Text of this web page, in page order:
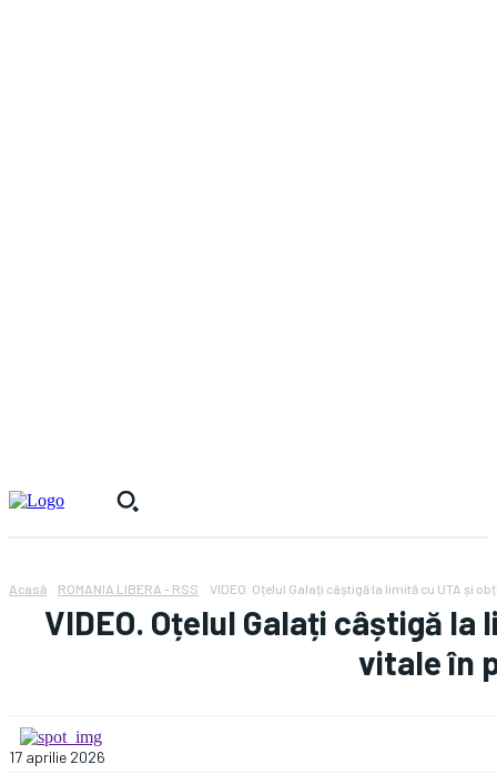
Acasă ROMANIA LIBERA - RSS VIDEO. Oțelul Galați câștigă la limită cu UTA și
VIDEO. Oțelul Galați câștigă
vitale în
17 aprilie 2026